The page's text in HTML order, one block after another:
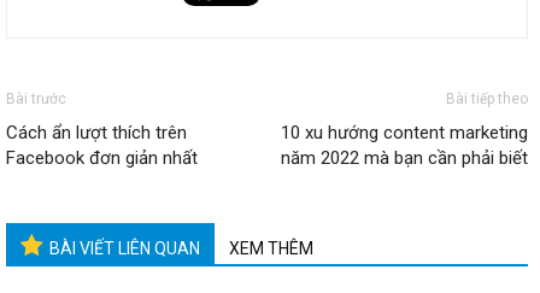
Bài trước
Cách ẩn lượt thích trên
Facebook đơn giản nhất
Bài tiếp theo
10 xu hướng content marketing
năm 2022 mà bạn cần phải biết
BÀI VIẾT LIÊN QUAN XEM THÊM